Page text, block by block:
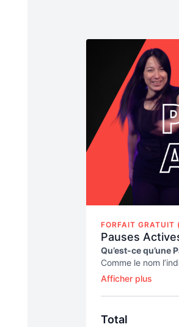
FORFAIT GRATUIT
Pauses
Qu’est-ce qu’une
Comme le nom
une courte période
jambes et s’étirer.
s’adresse à tous
Total